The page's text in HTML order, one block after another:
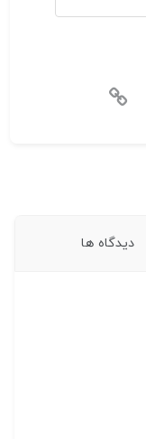
دیدگاه ها